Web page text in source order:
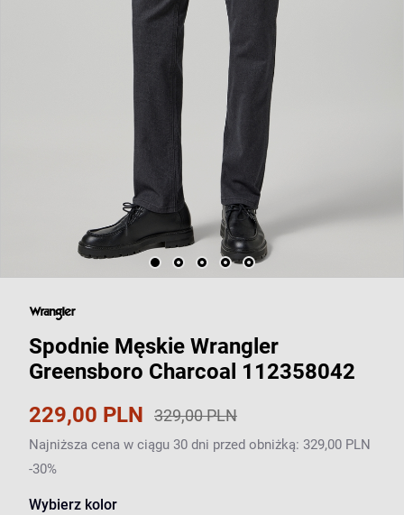
Spodnie Męskie Wrangler
Greensboro Charcoal 112358042
229,00 PLN
329,00 PLN
Najniższa cena w ciągu 30 dni przed obniżką: 329,00 PLN
-30%
Wybierz kolor